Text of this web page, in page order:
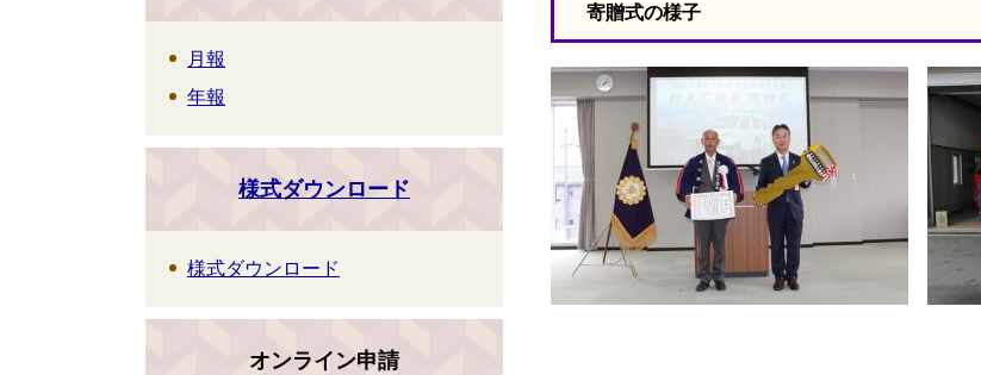
寄贈式の様子
月報
年報
様式ダウンロード
様式ダウンロード
オンライン申請